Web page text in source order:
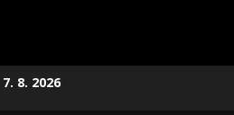
7. 8. 2026